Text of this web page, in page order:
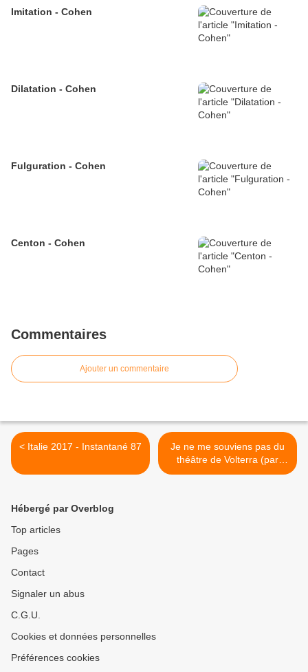
Imitation - Cohen
Dilatation - Cohen
Fulguration - Cohen
Centon - Cohen
Commentaires
Ajouter un commentaire
< Italie 2017 - Instantané 87
Je ne me souviens pas du
théâtre de Volterra (par
Emma) >
Hébergé par Overblog
Top articles
Pages
Contact
Signaler un abus
C.G.U.
Cookies et données personnelles
Préférences cookies